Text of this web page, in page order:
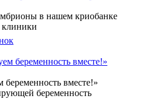
в нашем криобанке
клиники
вместе!»
беременность